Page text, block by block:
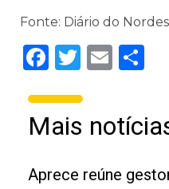
Fonte: Diário do
Facebook
Twitter
Mais
Aprece reúne